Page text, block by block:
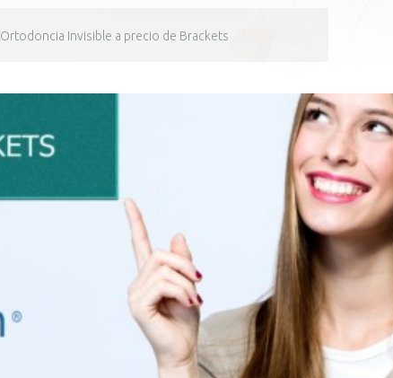
Ortodoncia Invisible a precio de Brackets